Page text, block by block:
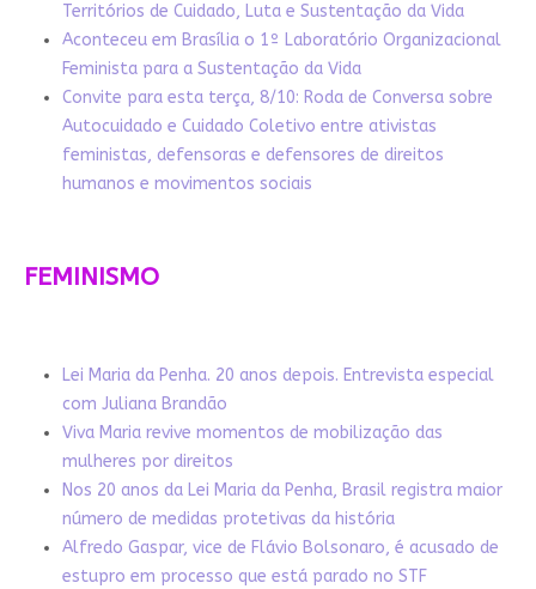
Territórios de Cuidado, Luta e Sustentação da Vida
Aconteceu em Brasília o 1º Laboratório Organizacional
Feminista para a Sustentação da Vida
Convite para esta terça, 8/10: Roda de Conversa sobre
Autocuidado e Cuidado Coletivo entre ativistas
feministas, defensoras e defensores de direitos
humanos e movimentos sociais
FEMINISMO
Lei Maria da Penha. 20 anos depois. Entrevista especial
com Juliana Brandão
Viva Maria revive momentos de mobilização das
mulheres por direitos
Nos 20 anos da Lei Maria da Penha, Brasil registra maior
número de medidas protetivas da história
Alfredo Gaspar, vice de Flávio Bolsonaro, é acusado de
estupro em processo que está parado no STF